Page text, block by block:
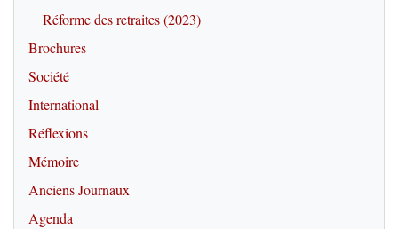
Réforme des retraites (2023)
Brochures
Société
International
Réflexions
Mémoire
Anciens Journaux
Agenda